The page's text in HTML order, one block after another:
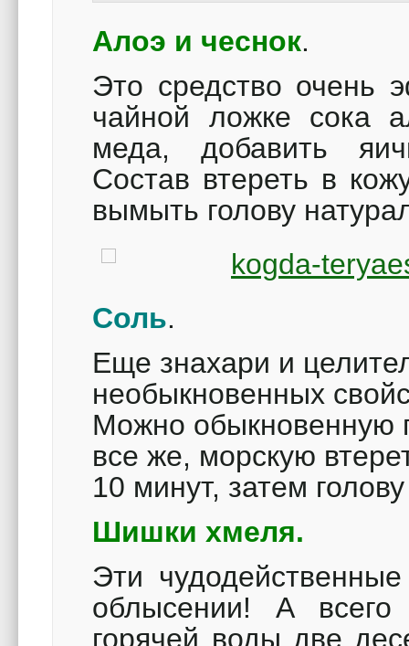
Алоэ и чеснок.
Это средство очень
чайной ложке сока
меда, добавить
Состав втереть в
вымыть голову
Соль.
Еще знахари и
необыкновенных
Можно обыкновенную
все же, морскую
10 минут, затем
Шишки хмеля.
Эти
облысении! А
горячей воды две